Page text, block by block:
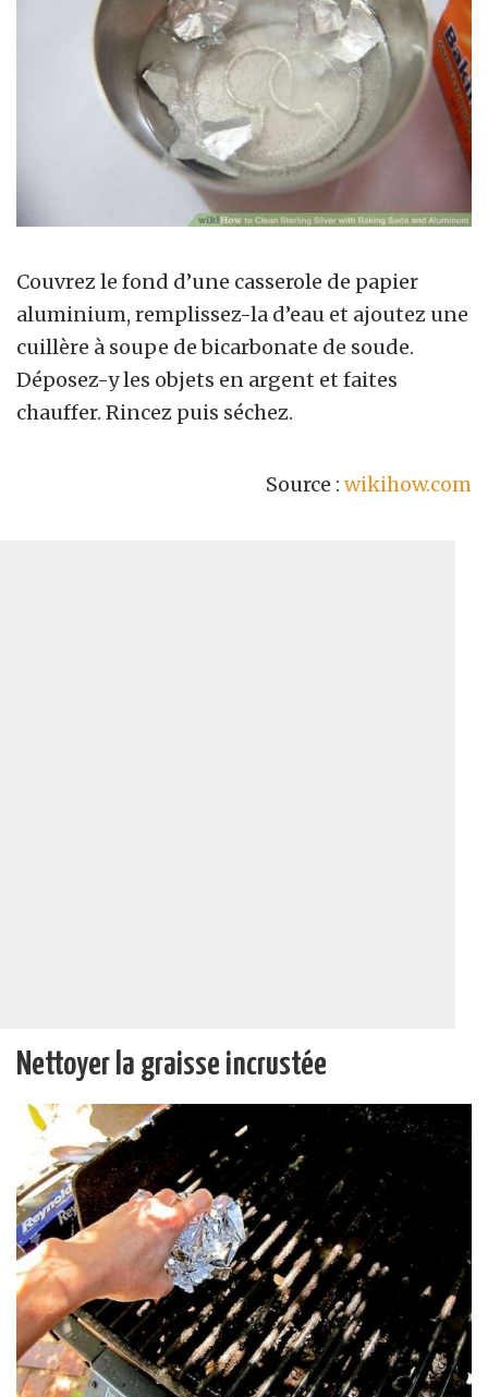
Couvrez le fond d’une casserole de papier
aluminium, remplissez-la d’eau et ajoutez une
cuillère à soupe de bicarbonate de soude.
Déposez-y les objets en argent et faites
chauffer. Rincez puis séchez.
Source : wikihow.com
Nettoyer la graisse incrustée